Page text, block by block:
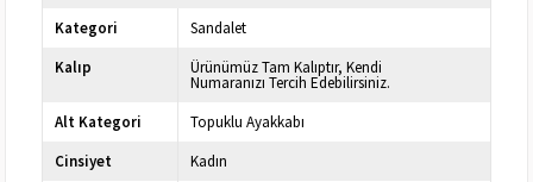
Kategori
Sandalet
Kalıp
Ürünümüz Tam Kalıptır, Kendi
Numaranızı Tercih Edebilirsiniz.
Alt Kategori
Topuklu Ayakkabı
Cinsiyet
Kadın